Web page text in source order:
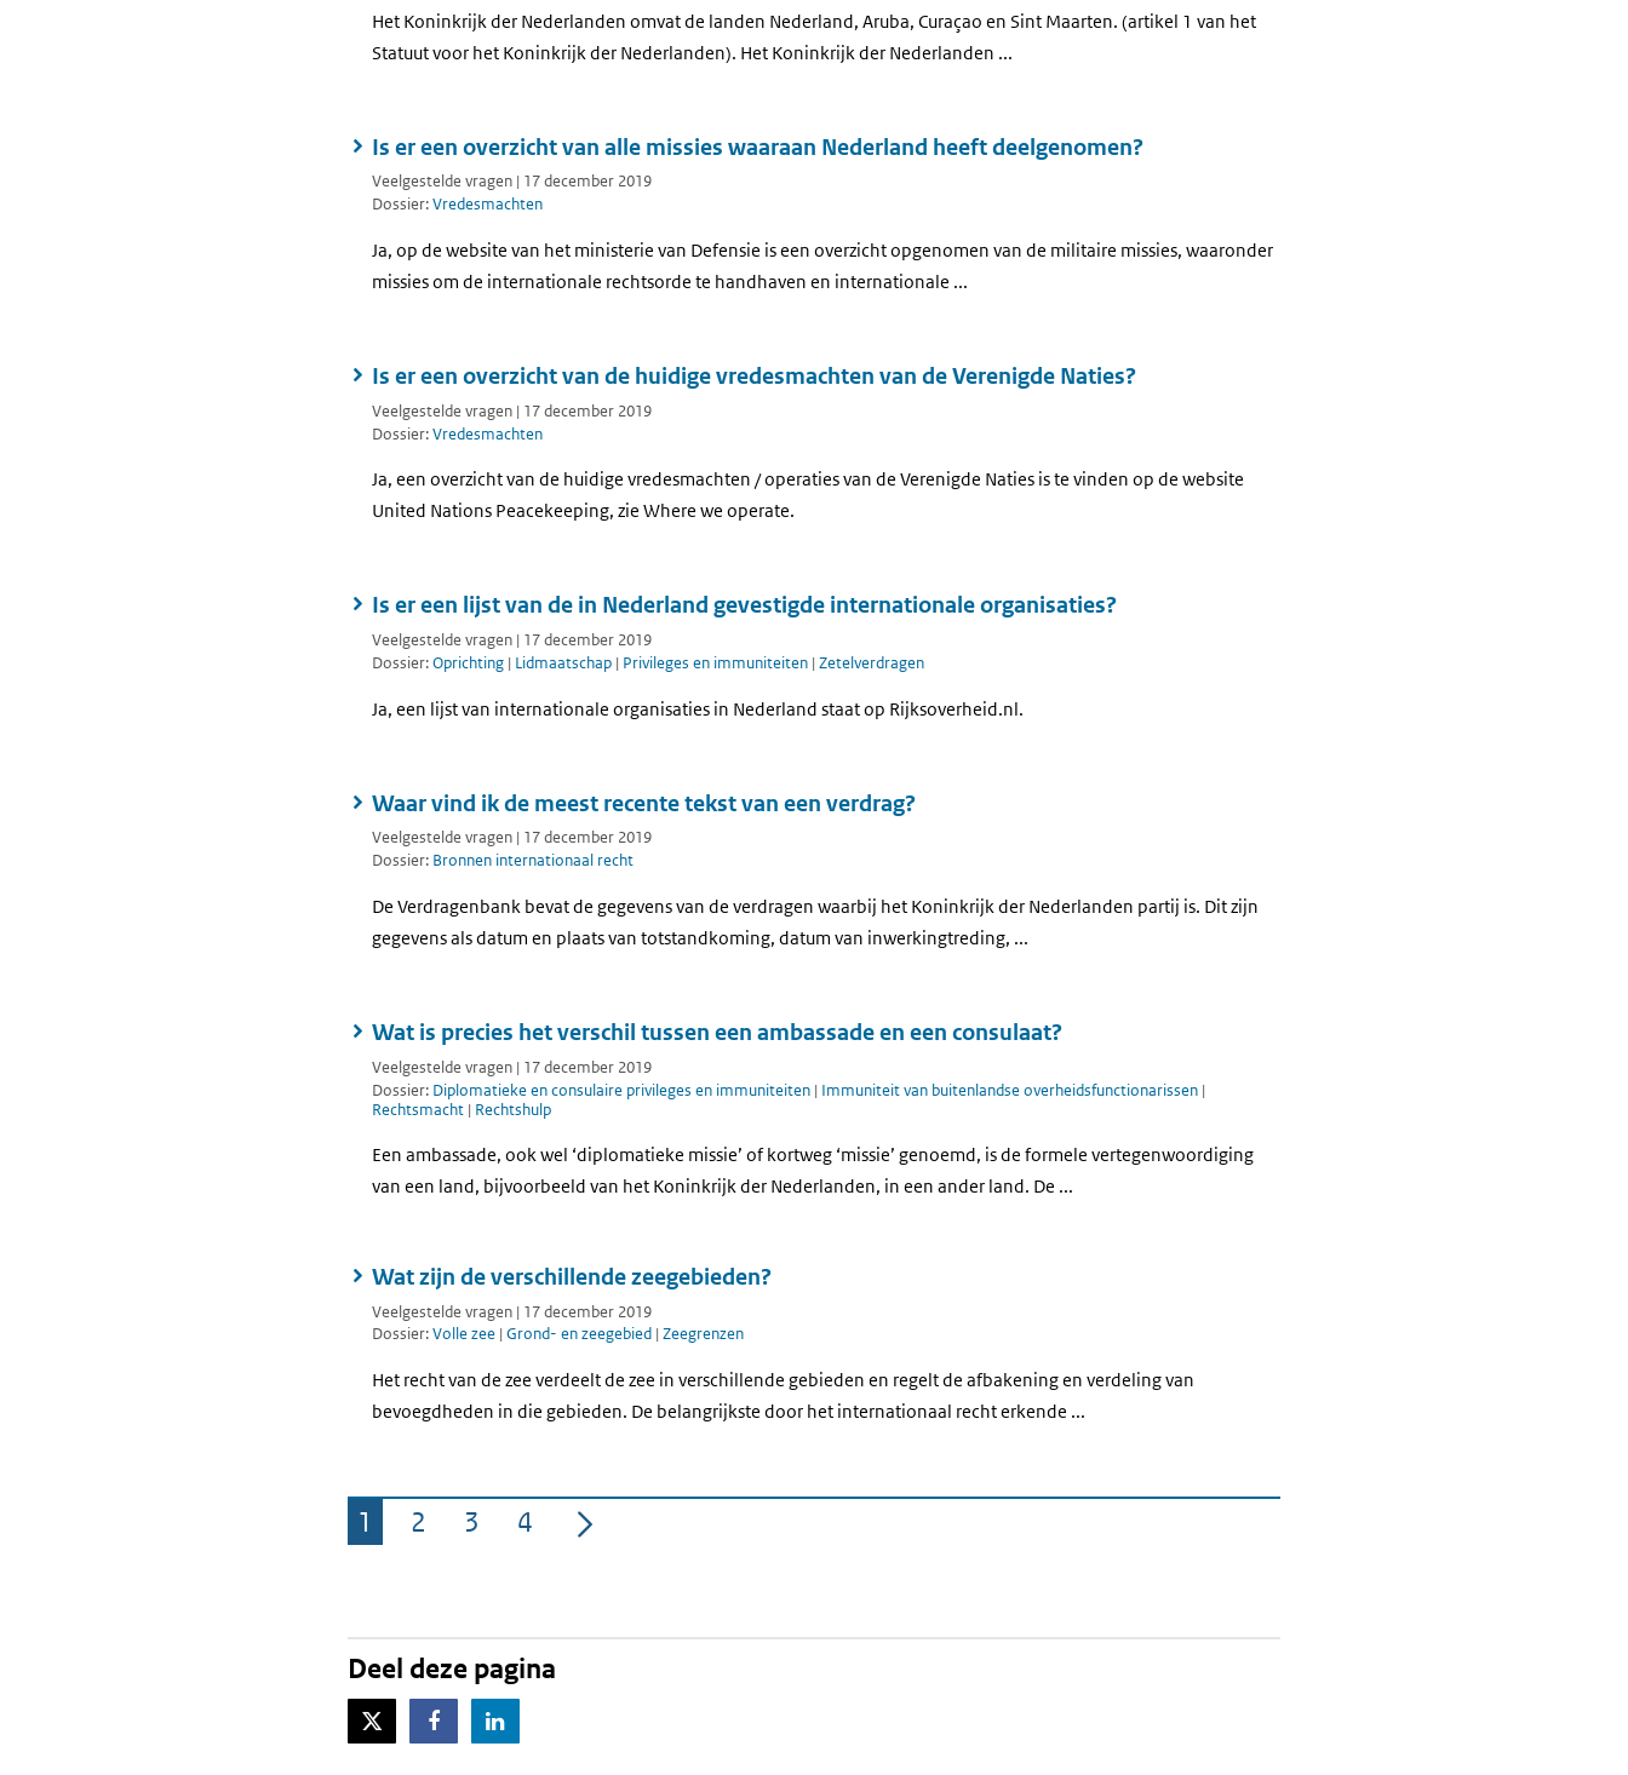
Het Koninkrijk der Nederlanden omvat de landen Nederland, Aruba, Curaçao en Sint Maarten. (artikel 1 van het
Statuut voor het Koninkrijk der Nederlanden). Het Koninkrijk der Nederlanden ...
Is er een overzicht van alle missies waaraan Nederland heeft deelgenomen?
Veelgestelde vragen | 17 december 2019
Dossier:Vredesmachten
Ja, op de website van het ministerie van Defensie is een overzicht opgenomen van de militaire missies, waaronder
missies om de internationale rechtsorde te handhaven en internationale ...
Is er een overzicht van de huidige vredesmachten van de Verenigde Naties?
Veelgestelde vragen | 17 december 2019
Dossier:Vredesmachten
Ja, een overzicht van de huidige vredesmachten / operaties van de Verenigde Naties is te vinden op de website
United Nations Peacekeeping, zie Where we operate.
Is er een lijst van de in Nederland gevestigde internationale organisaties?
Veelgestelde vragen | 17 december 2019
Dossier:Oprichting | Lidmaatschap | Privileges en immuniteiten | Zetelverdragen
Ja, een lijst van internationale organisaties in Nederland staat op Rijksoverheid.nl.
Waar vind ik de meest recente tekst van een verdrag?
Veelgestelde vragen | 17 december 2019
Dossier: Bronnen internationaal recht
De Verdragenbank bevat de gegevens van de verdragen waarbij het Koninkrijk der Nederlanden partij is. Dit zijn
gegevens als datum en plaats van totstandkoming, datum van inwerkingtreding, ...
Wat is precies het verschil tussen een ambassade en een consulaat?
Veelgestelde vragen | 17 december 2019
Dossier: Diplomatieke en consulaire privileges en immuniteiten | Immuniteit van buitenlandse overheidsfunctionarissen |
Rechtsmacht | Rechtshulp
Een ambassade, ook wel ‘diplomatieke missie’ of kortweg ‘missie’ genoemd, is de formele vertegenwoordiging
van een land, bijvoorbeeld van het Koninkrijk der Nederlanden, in een ander land. De ...
Wat zijn de verschillende zeegebieden?
Veelgestelde vragen | 17 december 2019
Dossier:Volle zee | Grond- en zeegebied | Zeegrenzen
Het recht van de zee verdeelt de zee in verschillende gebieden en regelt de afbakening en verdeling van
bevoegdheden in die gebieden. De belangrijkste door het internationaal recht erkende ...
Pagina
1 Pagina
2 Pagina
3 Pagina
4
Deel deze pagina
X-TwitterFacebookLinkedIn